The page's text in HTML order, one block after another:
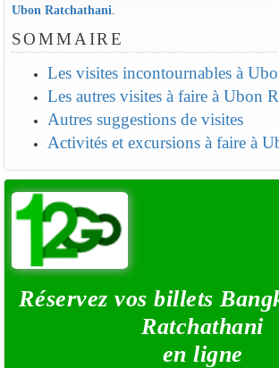
Ubon Ratchathani
SOMMAIRE
Les visites incontournables à
Les autres visites à faire à Ubon
Autres suggestions de visites
Activités et excursions à faire à
Réservez vos billets
Ratchathani
en ligne